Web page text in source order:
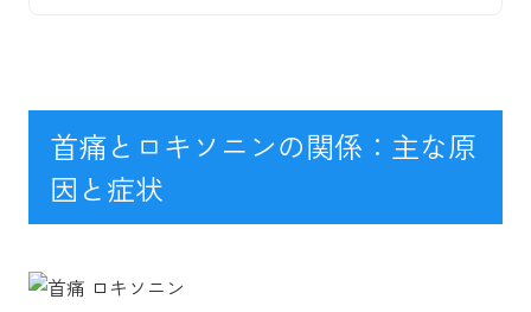
首痛とロキソニンの関係：主な原
因と症状